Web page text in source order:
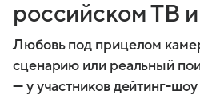
российском ТВ
Любовь под прицелом
сценарию или реальный
— у участников дейтинг-